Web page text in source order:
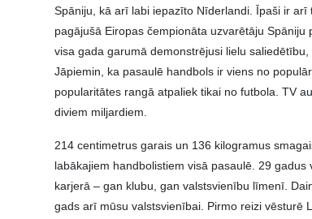
Spāniju, kā arī labi iepazīto Nīderlandi. Īpaši ir
pagājušā Eiropas čempionāta uzvarētāju
visa gada garumā demonstrējusi lielu
Jāpiemin, ka pasaulē handbols ir viens no
popularitātes rangā atpaliek tikai no futbola. TV
diviem miljardiem.
214 centimetrus garais un 136 kilogramus
labākajiem handbolistiem visā pasaulē. 29
karjerā – gan klubu, gan valstsvienību līmenī.
gads arī mūsu valstsvienībai. Pirmo reizi vēsturē